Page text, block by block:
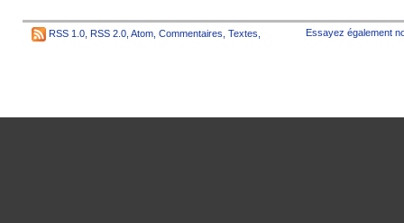
RSS 1.0 RSS 2.0 Atom Commentaires Textes Essayez également